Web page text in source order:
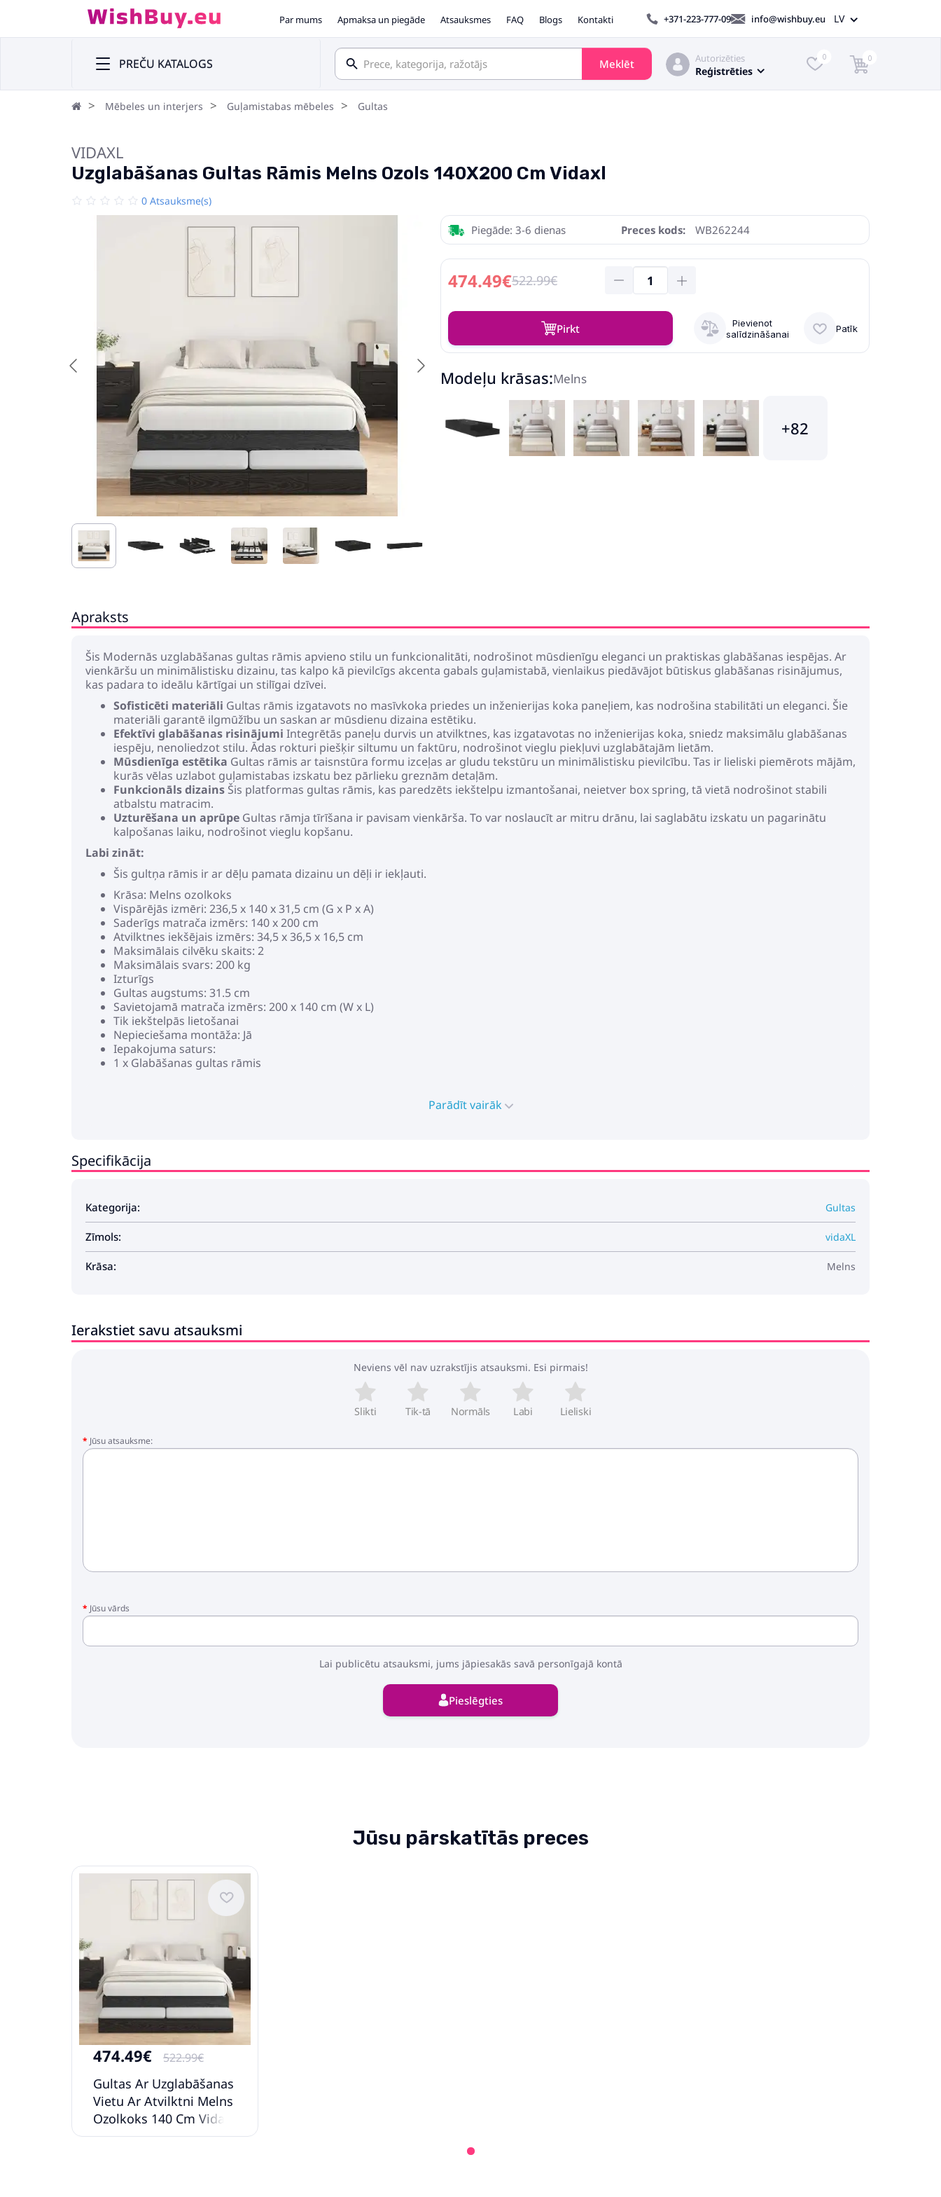
Par mums Apmaksa un piegāde Atsauksmes FAQ Blogs Kontakti +371-223-777-09 info@wishbuy.eu LV
PREČU KATALOGS Meklēt Autorizēties
Reģistrēties
0 0
Mēbeles un interjers Guļamistabas mēbeles Gultas
VIDAXL
Uzglabāšanas Gultas Rāmis Melns Ozols 140X200 Cm Vidaxl
0 Atsauksme(s)
Piegāde: 3-6 dienas Preces kods: WB262244
474.49€522.99€
Pirkt Patīk
Pievienot
salīdzināšanai
Modeļu krāsas:Melns
+82
Apraksts
Šis Modernās uzglabāšanas gultas rāmis apvieno stilu un funkcionalitāti, nodrošinot mūsdienīgu eleganci un praktiskas glabāšanas iespējas. Ar
vienkāršu un minimālistisku dizainu, tas kalpo kā pievilcīgs akcenta gabals guļamistabā, vienlaikus piedāvājot būtiskus glabāšanas risinājumus,
kas padara to ideālu kārtīgai un stilīgai dzīvei.
Sofisticēti materiāli Gultas rāmis izgatavots no masīvkoka priedes un inženierijas koka paneļiem, kas nodrošina stabilitāti un eleganci. Šie
materiāli garantē ilgmūžību un saskan ar mūsdienu dizaina estētiku.
Efektīvi glabāšanas risinājumi Integrētās paneļu durvis un atvilktnes, kas izgatavotas no inženierijas koka, sniedz maksimālu glabāšanas
iespēju, nenoliedzot stilu. Ādas rokturi piešķir siltumu un faktūru, nodrošinot vieglu piekļuvi uzglabātajām lietām.
Mūsdienīga estētika Gultas rāmis ar taisnstūra formu izceļas ar gludu tekstūru un minimālistisku pievilcību. Tas ir lieliski piemērots mājām,
kurās vēlas uzlabot guļamistabas izskatu bez pārlieku greznām detaļām.
Funkcionāls dizains Šis platformas gultas rāmis, kas paredzēts iekštelpu izmantošanai, neietver box spring, tā vietā nodrošinot stabili
atbalstu matracim.
Uzturēšana un aprūpe Gultas rāmja tīrīšana ir pavisam vienkārša. To var noslaucīt ar mitru drānu, lai saglabātu izskatu un pagarinātu
kalpošanas laiku, nodrošinot vieglu kopšanu.
Labi zināt:
Šis gultņa rāmis ir ar dēļu pamata dizainu un dēļi ir iekļauti.
Krāsa: Melns ozolkoks
Vispārējās izmēri: 236,5 x 140 x 31,5 cm (G x P x A)
Saderīgs matrača izmērs: 140 x 200 cm
Atvilktnes iekšējais izmērs: 34,5 x 36,5 x 16,5 cm
Maksimālais cilvēku skaits: 2
Maksimālais svars: 200 kg
Izturīgs
Gultas augstums: 31.5 cm
Savietojamā matrača izmērs: 200 x 140 cm (W x L)
Tik iekštelpās lietošanai
Nepieciešama montāža: Jā
Iepakojuma saturs:
1 x Glabāšanas gultas rāmis
Parādīt vairāk
Specifikācija
Kategorija: Gultas
Zīmols: vidaXL
Krāsa: Melns
Ierakstiet savu atsauksmi
Neviens vēl nav uzrakstījis atsauksmi. Esi pirmais!
Slikti Tik-tā Normāls Labi Lieliski
Jūsu atsauksme:
Jūsu vārds
Lai publicētu atsauksmi, jums jāpiesakās savā personīgajā kontā
Pieslēgties
Jūsu pārskatītās preces
474.49€ 522.99€
Gultas Ar Uzglabāšanas
Vietu Ar Atvilktni Melns
Ozolkoks 140 Cm Vidaxl